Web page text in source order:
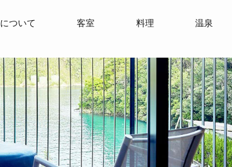
ついて 客室 料理 温泉